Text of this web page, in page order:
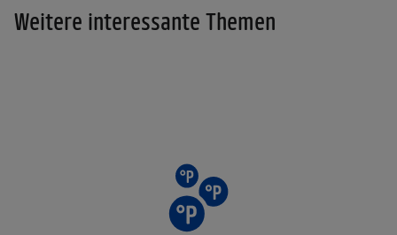
Weitere interessante Themen